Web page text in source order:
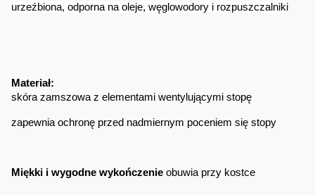
urzeźbiona, odporna na oleje, węglowodory i rozpuszczalniki
Materiał:
skóra zamszowa z elementami wentylującymi stopę
zapewnia ochronę przed nadmiernym poceniem się stopy
Miękki i wygodne wykończenie obuwia przy kostce